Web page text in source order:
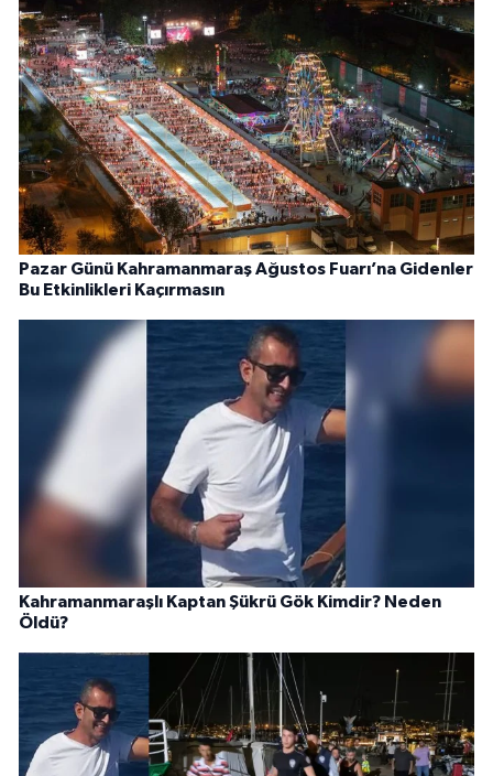
Pazar Günü Kahramanmaraş Ağustos Fuarı’na Gidenler
Bu Etkinlikleri Kaçırmasın
Kahramanmaraşlı Kaptan Şükrü Gök Kimdir? Neden
Öldü?